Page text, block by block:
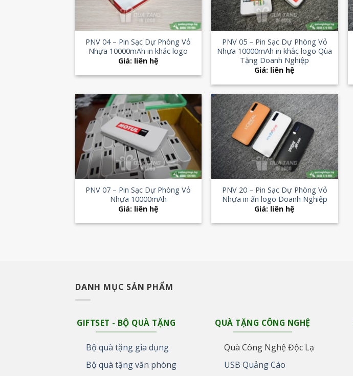
PNV 04 – Pin Sạc Dự Phòng Vỏ
Nhựa 10000mAh in khắc logo
Giá: liên hệ
+
PNV 05 – Pin Sạc Dự Phòng Vỏ
Nhựa 10000mAh in khắc logo Qùa
Tặng Doanh Nghiệp
Giá: liên hệ
Add to
Wishlist
+
PNV 07 – Pin Sạc Dự Phòng Vỏ
Nhựa 10000mAh
Giá: liên hệ
Add to
Wishlist
+
PNV 20 – Pin Sạc Dự Phòng Vỏ
Nhựa in ấn logo Doanh Nghiệp
Giá: liên hệ
DANH MỤC SẢN PHẨM
GIFTSET - BỘ QUÀ TẶNG
Bộ quà tặng gia dụng
Bộ quà tặng văn phòng
QUÀ TẶNG CÔNG NGHỆ
Quà Công Nghệ Độc Lạ
USB Quảng Cáo